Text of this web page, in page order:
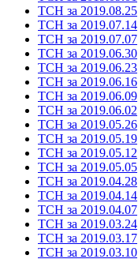
ТСН за 2019.08.25
ТСН за 2019.07.14
ТСН за 2019.07.07
ТСН за 2019.06.30
ТСН за 2019.06.23
ТСН за 2019.06.16
ТСН за 2019.06.09
ТСН за 2019.06.02
ТСН за 2019.05.26
ТСН за 2019.05.19
ТСН за 2019.05.12
ТСН за 2019.05.05
ТСН за 2019.04.28
ТСН за 2019.04.14
ТСН за 2019.04.07
ТСН за 2019.03.24
ТСН за 2019.03.17
ТСН за 2019.03.10